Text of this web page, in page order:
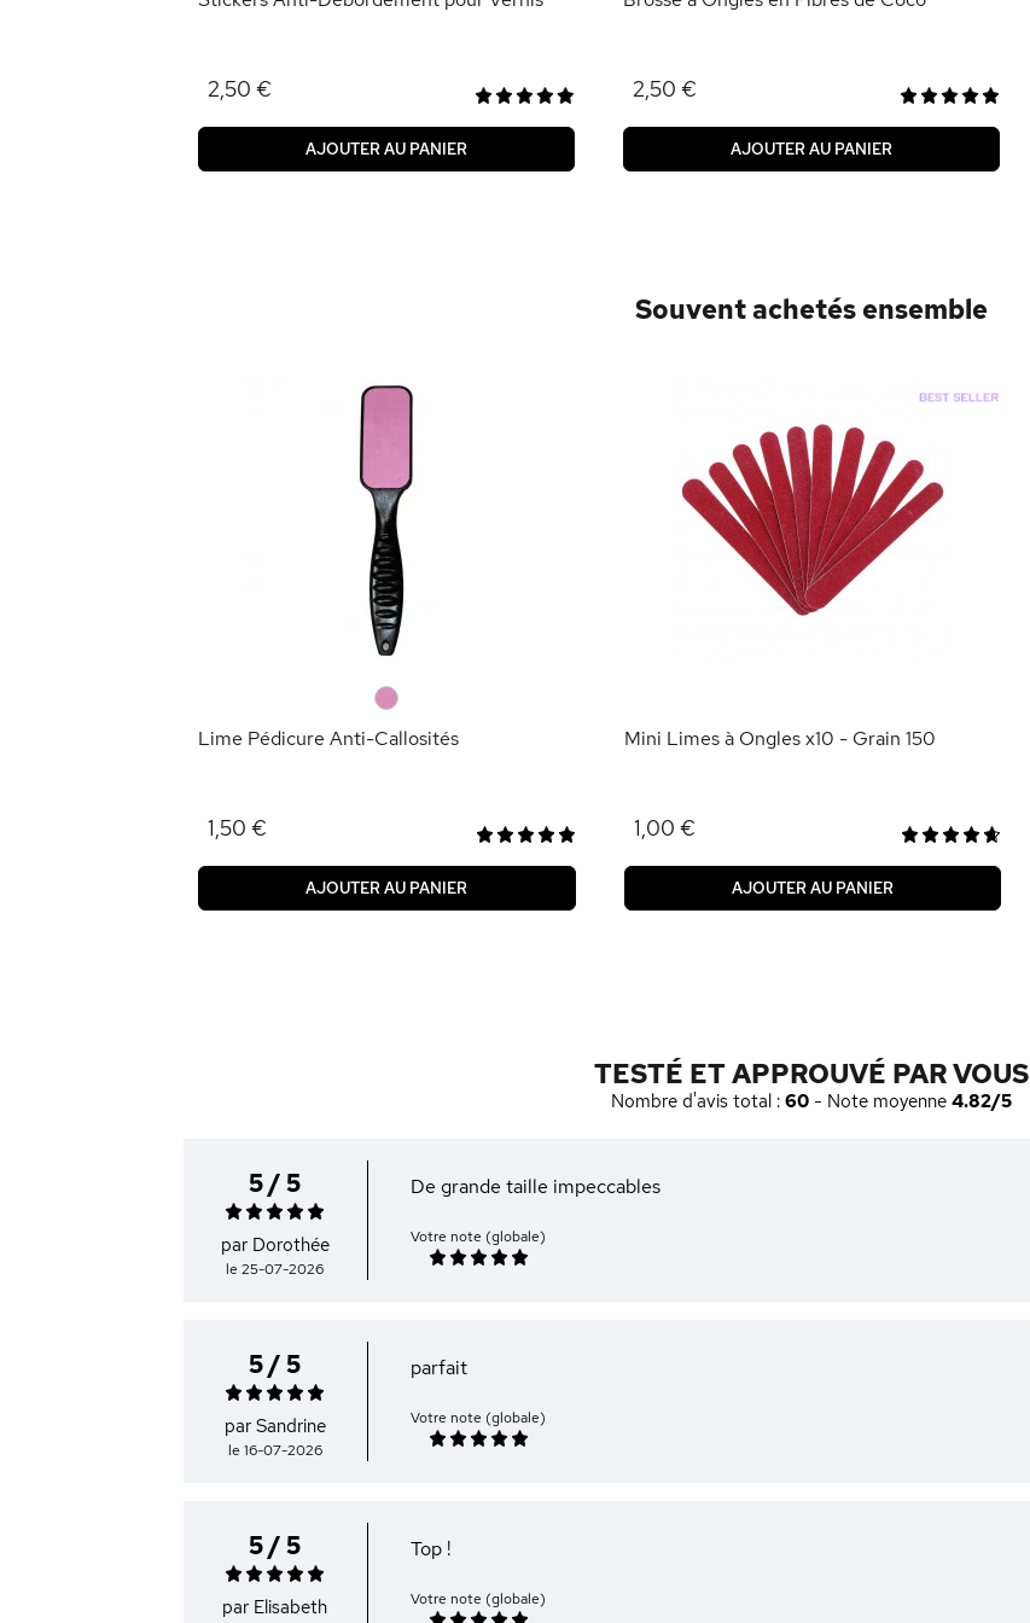
2,50 €
AJOUTER AU PANIER
2,50 €
AJOUTER AU PANIER
Souvent achetés ensemble
Lime Pédicure Anti-Callosités
1,50 €
AJOUTER AU PANIER
Mini Limes à Ongles x10 - Grain 150
1,00 €
AJOUTER AU PANIER
TESTÉ ET APPROUVÉ PAR VOUS
Nombre d'avis total : 60 - Note moyenne 4.82/5
5 / 5
par Dorothée
le 25-07-2026
De grande taille impeccables
Votre note (globale)
5 / 5
par Sandrine
le 16-07-2026
parfait
Votre note (globale)
5 / 5
par Elisabeth
Top !
Votre note (globale)